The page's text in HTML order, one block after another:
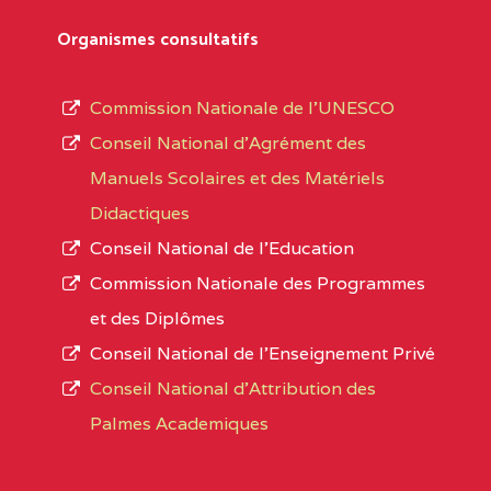
Noms
Localité
Région Noms
ADAMAOUA
INSTITUT POLYVALENT
PINTADES BP :
ADAMAOUA
COLLEGE PRIVE LAIC
L’offre d’éducation del’Enseignement
d’immatriculation du mois de septembre
suit :
1950 établissements publics
895 CES dont 86 Bilingues
1055 Lycées dont 351 Bilingues
72 établissements avec section bilingue
1358 établissements privés
Organismes consultatifs
Commission Nationale de l’UNESCO
Conseil National d’Agrément des
Manuels Scolaires et des Matériels
Didactiques
Conseil National de l’Education
Commission Nationale des Programmes
et des Diplômes
Conseil National de l’Enseignement Privé
Conseil National d'Attribution des
Palmes Academiques